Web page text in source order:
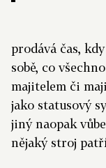
prodává čas,
sobě, co
majitelem či
jako statusový
jiný naopak
nějaký stroj